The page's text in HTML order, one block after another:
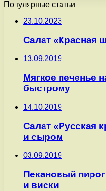
Популярные статьи
23.10.2023
Салат «Красная
13.09.2019
Мягкое печенье
быстрому
14.10.2019
Салат «Русская
и сыром
03.09.2019
Пекановый
и виски